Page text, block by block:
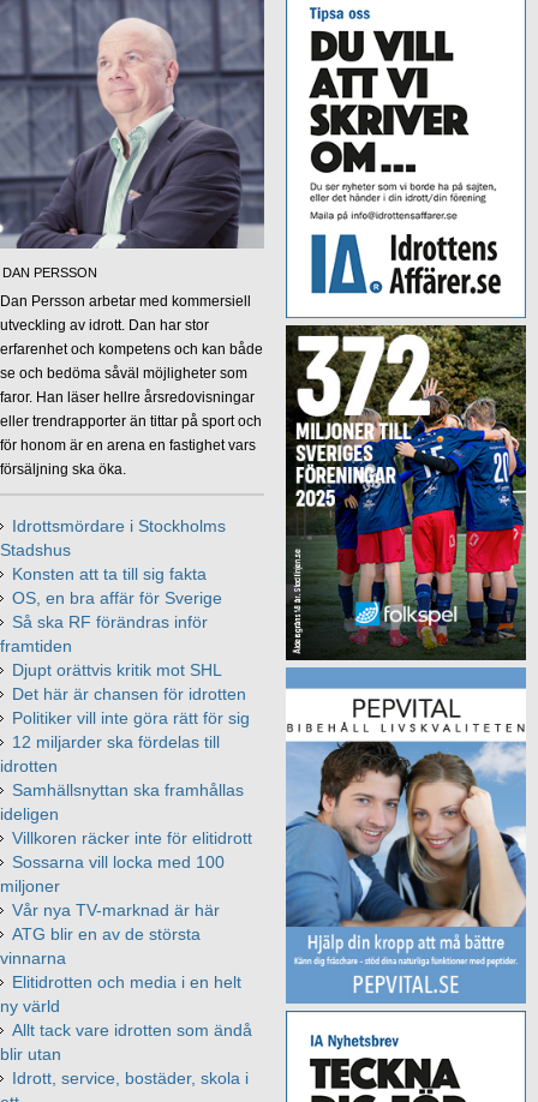
DAN PERSSON
Dan Persson arbetar med kommersiell
utveckling av idrott. Dan har stor
erfarenhet och kompetens och kan både
se och bedöma såväl möjligheter som
faror. Han läser hellre årsredovisningar
eller trendrapporter än tittar på sport och
för honom är en arena en fastighet vars
försäljning ska öka.
Idrottsmördare i Stockholms
Stadshus
Konsten att ta till sig fakta
OS, en bra affär för Sverige
Så ska RF förändras inför
framtiden
Djupt orättvis kritik mot SHL
Det här är chansen för idrotten
Politiker vill inte göra rätt för sig
12 miljarder ska fördelas till
idrotten
Samhällsnyttan ska framhållas
ideligen
Villkoren räcker inte för elitidrott
Sossarna vill locka med 100
miljoner
Vår nya TV-marknad är här
ATG blir en av de största
vinnarna
Elitidrotten och media i en helt
ny värld
Allt tack vare idrotten som ändå
blir utan
Idrott, service, bostäder, skola i